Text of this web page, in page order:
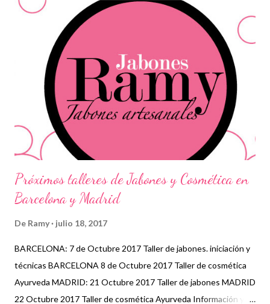
Próximos talleres de Jabones y Cosmética en
Barcelona y Madrid
De Ramy julio 18, 2017
BARCELONA: 7 de Octubre 2017 Taller de jabones. iniciación y
técnicas BARCELONA 8 de Octubre 2017 Taller de cosmética
Ayurveda MADRID: 21 Octubre 2017 Taller de jabones MADRID
22 Octubre 2017 Taller de cosmética Ayurveda Información y